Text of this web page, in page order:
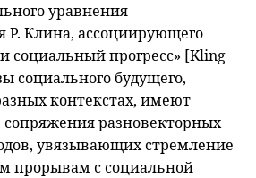
уравнения
Р. Клина, ассоциирующего
социальный прогресс» [Kling
социального будущего,
контекстах, имеют
разновекторных
увязывающих стремление
прорывам с социальной